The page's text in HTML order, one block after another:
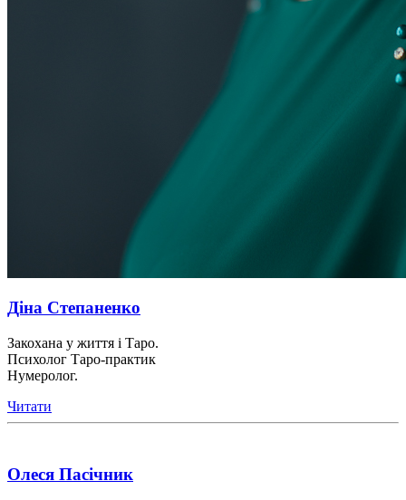
Діна Степаненко
Закохана у життя і Таро.
Психолог Таро-практик
Нумеролог.
Читати
Олеся Пасічник